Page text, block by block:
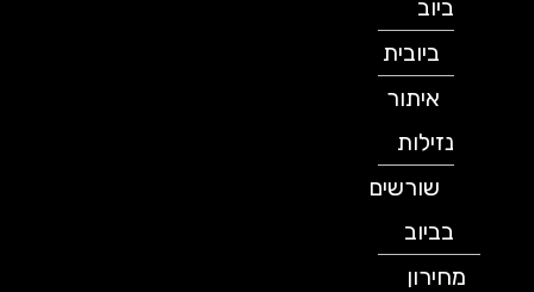
ביובית
איתור
נזילות
שורשים
בביוב
מחירון